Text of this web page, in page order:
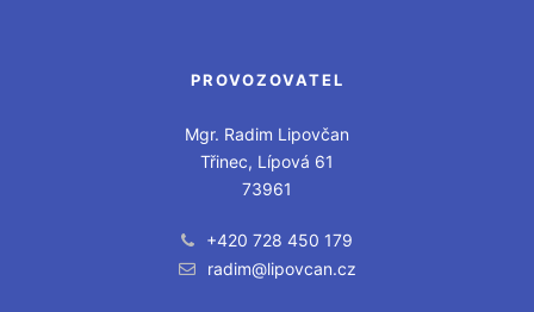
PROVOZOVATEL
Mgr. Radim Lipovčan
Třinec, Lípová 61
73961
+420 728 450 179
radim@lipovcan.cz